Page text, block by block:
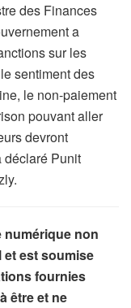
des Finances
a
sur les
sentiment des
le non-paiement
pouvant aller
devront
déclaré Punit
numérique non
et est soumise
fournies
être et ne